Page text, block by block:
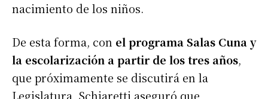
nacimiento de los niños.
De esta forma, con el programa Salas Cuna y
la escolarización a partir de los tres años,
que próximamente se discutirá en la
Legislatura, Schiaretti aseguró que